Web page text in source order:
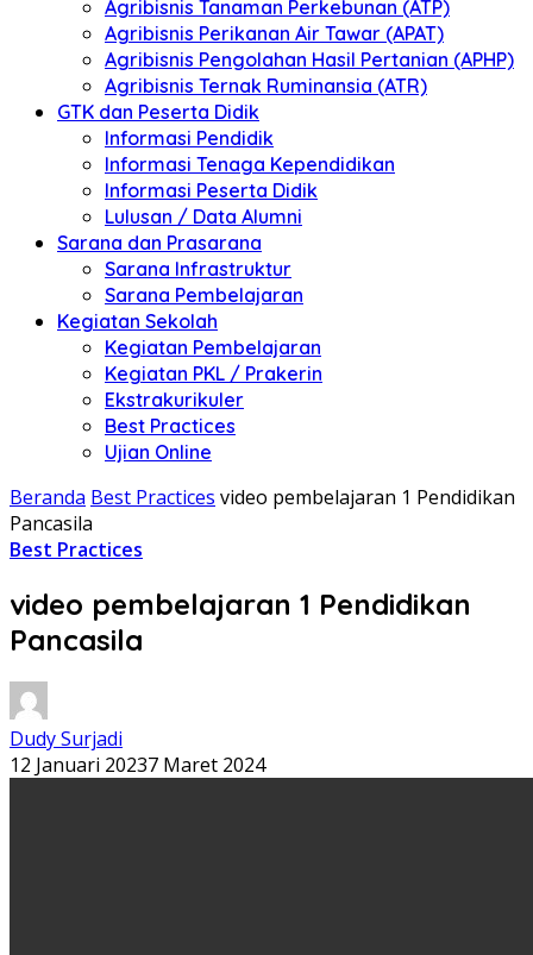
Agribisnis Tanaman Perkebunan (ATP)
Agribisnis Perikanan Air Tawar (APAT)
Agribisnis Pengolahan Hasil Pertanian (APHP)
Agribisnis Ternak Ruminansia (ATR)
GTK dan Peserta Didik
Informasi Pendidik
Informasi Tenaga Kependidikan
Informasi Peserta Didik
Lulusan / Data Alumni
Sarana dan Prasarana
Sarana Infrastruktur
Sarana Pembelajaran
Kegiatan Sekolah
Kegiatan Pembelajaran
Kegiatan PKL / Prakerin
Ekstrakurikuler
Best Practices
Ujian Online
Beranda Best Practices video pembelajaran 1 Pendidikan
Pancasila
Best Practices
video pembelajaran 1 Pendidikan
Pancasila
Dudy Surjadi
12 Januari 20237 Maret 2024